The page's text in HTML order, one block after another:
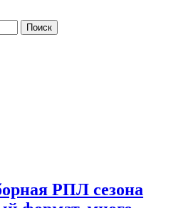
Поиск
РПЛ сезона